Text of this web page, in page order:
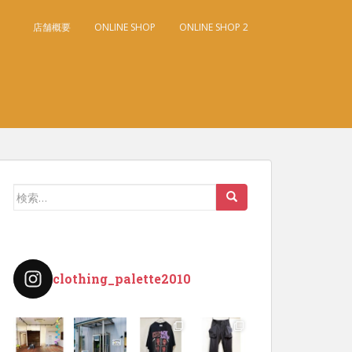
店舗概要 ONLINE SHOP ONLINE SHOP 2
検
clothing_palette2010